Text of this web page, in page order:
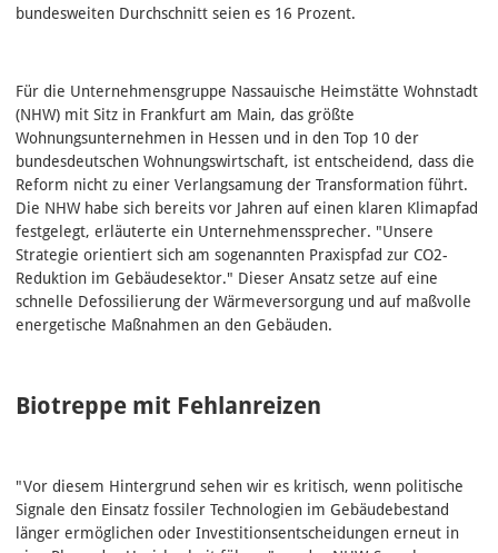
bundesweiten Durchschnitt seien es 16 Prozent.
Für die Unternehmensgruppe Nassauische Heimstätte Wohnstadt
(NHW) mit Sitz in Frankfurt am Main, das größte
Wohnungsunternehmen in Hessen und in den Top 10 der
bundesdeutschen Wohnungswirtschaft, ist entscheidend, dass die
Reform nicht zu einer Verlangsamung der Transformation führt.
Die NHW habe sich bereits vor Jahren auf einen klaren Klimapfad
festgelegt, erläuterte ein Unternehmenssprecher. "Unsere
Strategie orientiert sich am sogenannten Praxispfad zur CO2-
Reduktion im Gebäudesektor." Dieser Ansatz setze auf eine
schnelle Defossilierung der Wärmeversorgung und auf maßvolle
energetische Maßnahmen an den Gebäuden.
Biotreppe mit Fehlanreizen
"Vor diesem Hintergrund sehen wir es kritisch, wenn politische
Signale den Einsatz fossiler Technologien im Gebäudebestand
länger ermöglichen oder Investitionsentscheidungen erneut in